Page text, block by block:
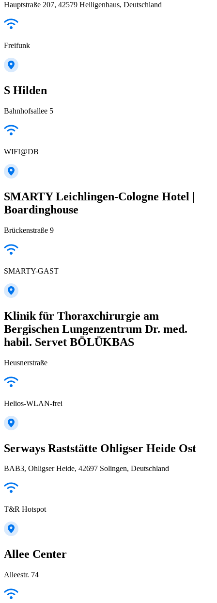
Hauptstraße 207, 42579 Heiligenhaus, Deutschland
Freifunk
S Hilden
Bahnhofsallee 5
WIFI@DB
SMARTY Leichlingen-Cologne Hotel |
Boardinghouse
Brückenstraße 9
SMARTY-GAST
Klinik für Thoraxchirurgie am
Bergischen Lungenzentrum Dr. med.
habil. Servet BÖLÜKBAS
Heusnerstraße
Helios-WLAN-frei
Serways Raststätte Ohligser Heide Ost
BAB3, Ohligser Heide, 42697 Solingen, Deutschland
T&R Hotspot
Allee Center
Alleestr. 74